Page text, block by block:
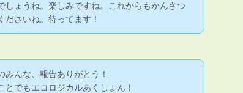
しょうね。楽しみですね。これからもかんさつ
ださいね。待ってます！
みんな、報告ありがとう！
でもエコロジカルあくしょん！